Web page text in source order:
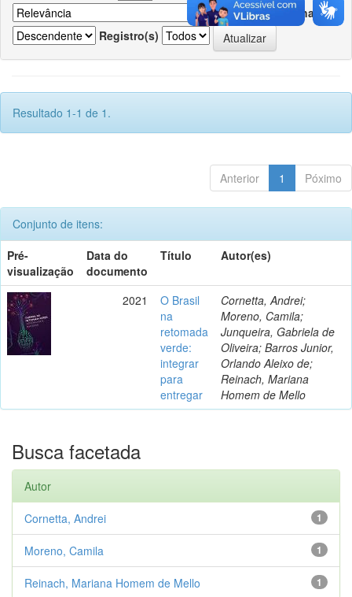
Ordenar
Registro(s)
Resultado 1-1 de 1.
Anterior 1 Póximo
Conjunto de itens:
Pré-
visualização
Data do
documento
Título Autor(es)
2021
O Brasil
na
retomada
verde:
integrar
para
entregar
Cornetta, Andrei;
Moreno, Camila;
Junqueira, Gabriela de
Oliveira; Barros Junior,
Orlando Aleixo de;
Reinach, Mariana
Homem de Mello
Busca facetada
Autor
1
Cornetta, Andrei
1
Moreno, Camila
1
Reinach, Mariana Homem de Mello